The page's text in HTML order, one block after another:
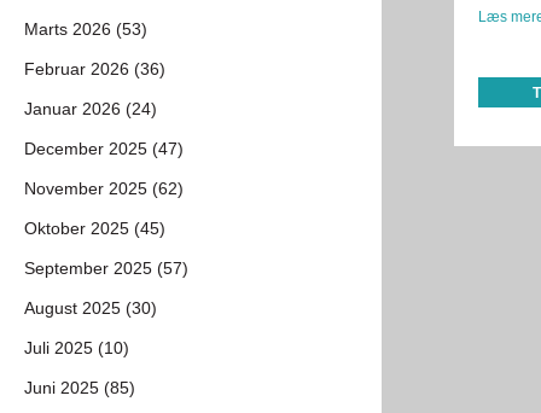
Læs
Marts 2026 (53)
Februar 2026 (36)
Januar 2026 (24)
December 2025 (47)
November 2025 (62)
Oktober 2025 (45)
September 2025 (57)
August 2025 (30)
Juli 2025 (10)
Juni 2025 (85)